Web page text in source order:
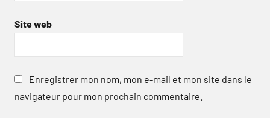
Site web
Enregistrer mon nom, mon e-mail et mon site dans le
navigateur pour mon prochain commentaire.